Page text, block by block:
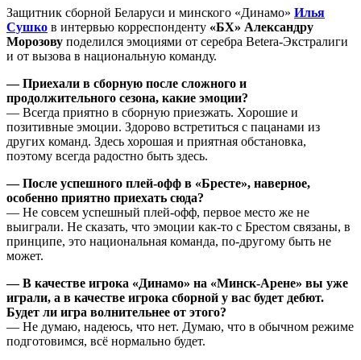
Защитник сборной Беларуси и минского «Динамо» Илья
Сушко в интервью корреспонденту «БХ» Александру
Морозову поделился эмоциями от серебра Betera-Экстралиги
и от вызова в национальную команду.
— Приехали в сборную после сложного и
продолжительного сезона, какие эмоции?
— Всегда приятно в сборную приезжать. Хорошие и
позитивные эмоции. Здорово встретиться с пацанами из
других команд. Здесь хорошая и приятная обстановка,
поэтому всегда радостно быть здесь.
— После успешного плей-офф в «Бресте», наверное,
особенно приятно приехать сюда?
— Не совсем успешный плей-офф, первое место же не
выиграли. Не сказать, что эмоции как-то с Брестом связаны, в
принципе, это национальная команда, по-другому быть не
может.
— В качестве игрока «Динамо» на «Минск-Арене» вы уже
играли, а в качестве игрока сборной у вас будет дебют.
Будет ли игра волнительнее от этого?
— Не думаю, надеюсь, что нет. Думаю, что в обычном режиме
подготовимся, всё нормально будет.